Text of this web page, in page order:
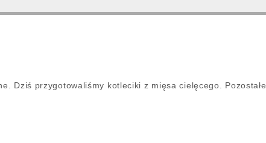
Dziś przygotowaliśmy kotleciki z mięsa cielęcego. Pozostałe